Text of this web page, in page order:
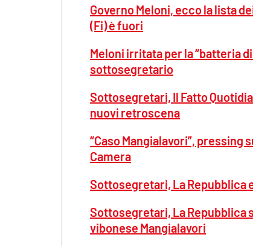
Governo Meloni, ecco la lista
(Fi) è fuori
Meloni irritata per la “batteria
sottosegretario
Sottosegretari, Il Fatto
nuovi retroscena
“Caso Mangialavori”, pressing
Camera
Sottosegretari, La Repubblica
Sottosegretari, La Repubblica
vibonese Mangialavori